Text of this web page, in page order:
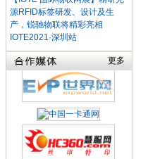
源RFID标签研发、设计及生
产，锐驰物联将精彩亮相
IOTE2021·深圳站
更多